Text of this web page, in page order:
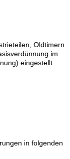
Oldtimern
im
eingestellt
in folgenden